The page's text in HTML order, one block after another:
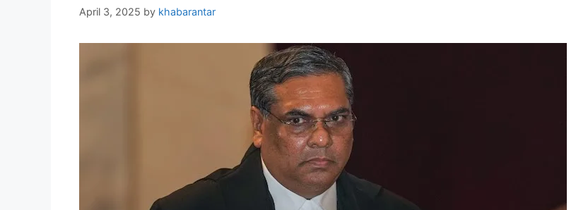
April 3, 2025 by khabarantar